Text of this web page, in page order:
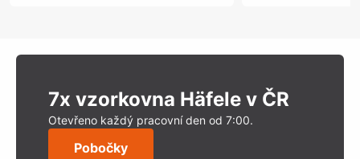
7x vzorkovna Häfele v ČR
Otevřeno každý pracovní den od 7:00.
Pobočky